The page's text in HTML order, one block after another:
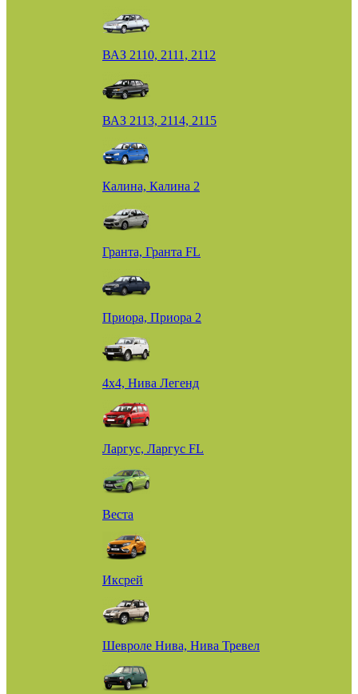
ВАЗ 2110, 2111, 2112
ВАЗ 2113, 2114, 2115
Калина, Калина 2
Гранта, Гранта FL
Приора, Приора 2
4х4, Нива Легенд
Ларгус, Ларгус FL
Веста
Иксрей
Шевроле Нива, Нива Тревел